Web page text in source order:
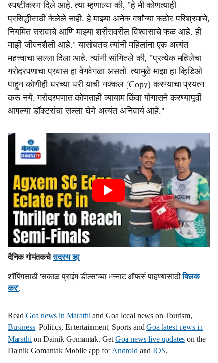
स्पष्टीकरण दिले आहे. त्या म्हणाल्या की, "हे मी कोणत्याही
प्रसिद्धीसाठी केलेले नाही. हे माझ्या अनेक वर्षांच्या कठोर परिश्रमाचे,
नियमित सरावाचे आणि माझ्या शरीरावरील विश्वासाचे फळ आहे. ही
माझी जीवनशैली आहे." यासोबतच त्यांनी महिलांना एक अत्यंत
महत्त्वाचा सल्ला दिला आहे. त्यांनी सांगितले की, "प्रत्येक महिलेचा
गरोदरपणाचा प्रवास हा वेगवेगळा असतो. त्यामुळे माझा हा व्हिडिओ
पाहून कोणीही घरच्या घरी याची नक्कल (Copy) करण्याचा प्रयत्न
करू नये. गरोदरपणात कोणताही व्यायाम किंवा योगासने करण्यापूर्वी
आपल्या डॉक्टरांचा सल्ला घेणे अत्यंत अनिवार्य आहे."
दैनिक गोमंतकचेसदस्य व्हा
शॉपिंगसाठी 'सकाळ प्राईम डील्स'च्या भन्नाट ऑफर्स पाहण्यासाठीक्लिक
करा.
Read Goa news in Marathi and Goa local news on Tourism,
Business, Politics, Entertainment, Sports and Goa latest news in
Marathi on Dainik Gomantak. Get Goa news live updates on the
Dainik Gomantak Mobile app forAndroid and IOS.